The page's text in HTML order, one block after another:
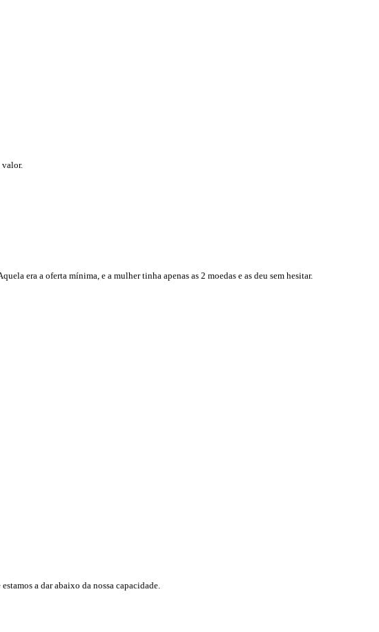
valor.
era a oferta mínima, e a mulher tinha apenas as 2 moedas e as deu sem hesitar.
a dar abaixo da nossa capacidade.